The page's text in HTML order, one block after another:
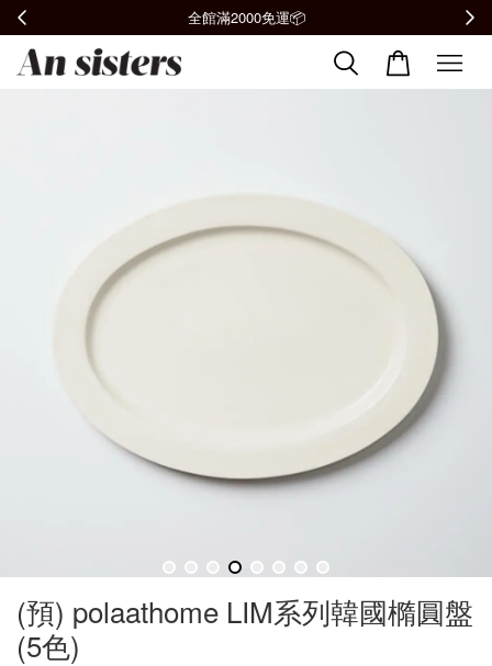
全館滿2000免運📦
(預) polaathome LIM系列韓國橢圓盤
(5色)